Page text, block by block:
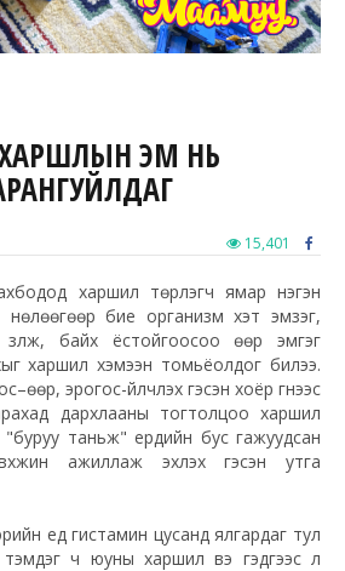
ХАРШЛЫН ЭМ НЬ
15,401
харшил төрүүлэгч ямар нэгэн
нөлөөгөөр бие организм хэт эмзэг,
байх ёстойгоосоо өөр эмгэг
харшил хэмээн томьёолдог билээ.
эрогос-үйлчлэх гэсэн хоёр үгнээс
дархлааны тогтолцоо харшил
"буруу таньж" ердийн бус гажуудсан
ажиллаж эхлэх гэсэн утга
үед гистамин цусанд ялгардаг тул
ч юуны харшил вэ гэдгээс үл